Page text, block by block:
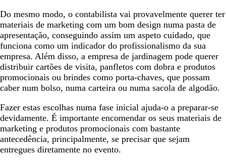
Do mesmo modo, o contabilista vai provavelmente querer ter
materiais de marketing com um bom design numa pasta de
apresentação, conseguindo assim um aspeto cuidado, que
funciona como um indicador do profissionalismo da sua
empresa. Além disso, a empresa de jardinagem pode querer
distribuir cartões de visita, panfletos com dobra e produtos
promocionais ou brindes como porta-chaves, que possam
caber num bolso, numa carteira ou numa sacola de algodão.
Fazer estas escolhas numa fase inicial ajuda-o a preparar-se
devidamente. É importante encomendar os seus materiais de
marketing e produtos promocionais com bastante
antecedência, principalmente, se precisar que sejam
entregues diretamente no evento.